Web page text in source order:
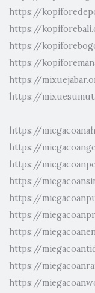
https://
https://
https://
https://
https://
https://
https://
https://
https://
https://
https://
https://
https://
https://
https://
https://